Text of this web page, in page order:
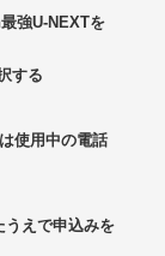
強U-NEXTを
する
使用中の電話
うえで申込みを